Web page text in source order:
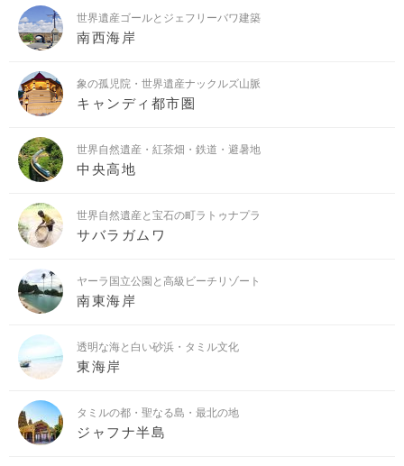
世界遺産ゴールとジェフリーバワ建築
南西海岸
象の孤児院・世界遺産ナックルズ山脈
キャンディ都市圏
世界自然遺産・紅茶畑・鉄道・避暑地
中央高地
世界自然遺産と宝石の町ラトゥナプラ
サバラガムワ
ヤーラ国立公園と高級ビーチリゾート
南東海岸
透明な海と白い砂浜・タミル文化
東海岸
タミルの都・聖なる島・最北の地
ジャフナ半島